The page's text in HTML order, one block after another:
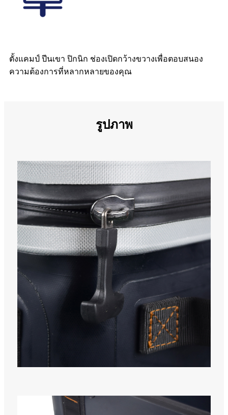
ตั้งแคมป์ ปีนเขา ปิกนิก ช่องเปิดกว้างขวางเพื่อตอบสนอง
ความต้องการที่หลากหลายของคุณ
รูปภาพ